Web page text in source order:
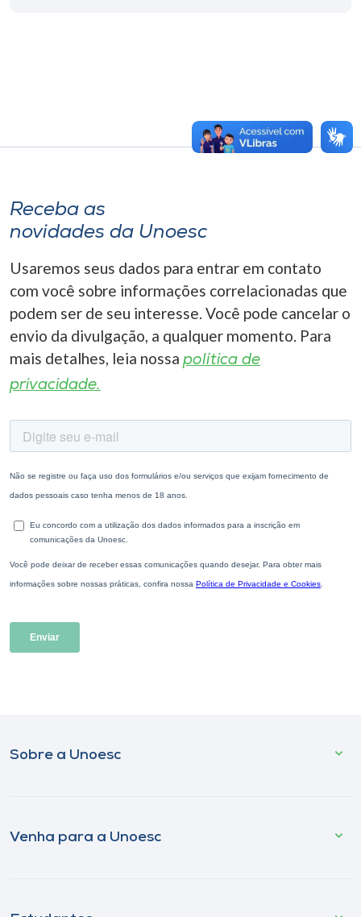
Receba as
novidades da Unoesc
Usaremos seus dados para entrar em contato
com você sobre informações correlacionadas que
podem ser de seu interesse. Você pode cancelar o
envio da divulgação, a qualquer momento. Para
mais detalhes, leia nossa política de
privacidade.
Sobre a Unoesc
Venha para a Unoesc